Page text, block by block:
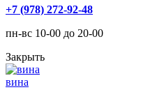
+7 (978) 272-92-48
пн-вс 10-00 до 20-00
Закрыть
вина